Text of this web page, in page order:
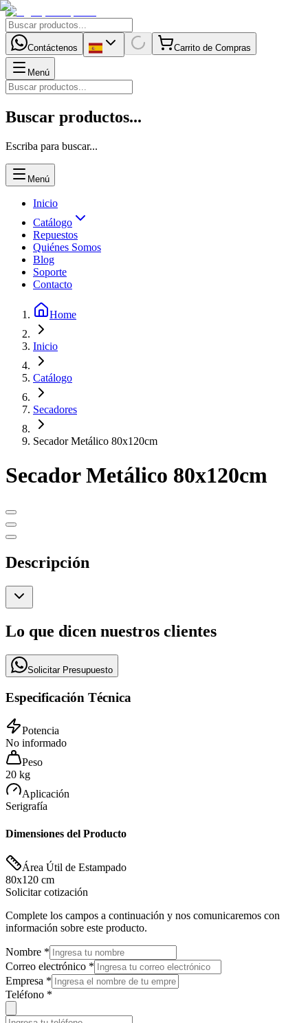
Contáctenos Carrito de Compras
Menú
Buscar productos...
Escriba para buscar...
Menú
Inicio
Catálogo
Repuestos
Quiénes Somos
Blog
Soporte
Contacto
Home
Inicio
Catálogo
Secadores
Secador Metálico 80x120cm
Secador Metálico 80x120cm
Descripción
Lo que dicen nuestros clientes
Solicitar Presupuesto
Especificación Técnica
Potencia
No informado
Peso
20 kg
Aplicación
Serigrafía
Dimensiones del Producto
Área Útil de Estampado
80x120 cm
Solicitar cotización
Complete los campos a continuación y nos comunicaremos con
información sobre este producto.
Nombre *
Correo electrónico *
Empresa *
Teléfono *